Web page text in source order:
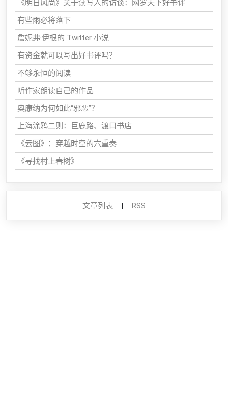
《明日风尚》关于读写人的访谈：网罗天下好书评
有些雨必将落下
詹妮弗·伊根的 Twitter 小说
有资金就可以写出好书评吗？
不够永恒的阅读
听作家朗读自己的作品
奥康纳为何如此“邪恶”？
上海涂鸦二则：巨鹿路、渡口书店
《云图》：穿越时空的六重奏
《寻找村上春树》
文章列表 RSS